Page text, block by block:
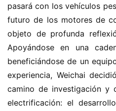
pasará con los vehículos
futuro de los motores de
objeto de profunda
Apoyándose en una
beneficiándose de un
experiencia, Weichai
camino de investigación y
electrificación: el